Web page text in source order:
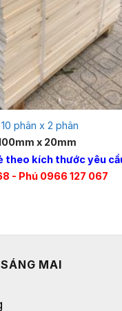
phân x 2 phân
x 20mm
theo kích thước yêu
- Phú 0966 127 067
MAI